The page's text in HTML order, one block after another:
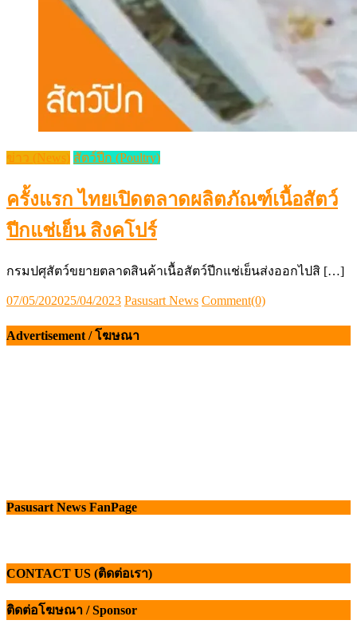
ข่าว (News) สัตว์ปีก (Poultry)
ครั้งแรก ไทยเปิดตลาดผลิตภัณฑ์เนื้อสัตว์
ปีกแช่เย็น สิงคโปร์
กรมปศุสัตว์ขยายตลาดสินค้าเนื้อสัตว์ปีกแช่เย็นส่งออกไปสิ […]
Posted
07/05/202025/04/2023 Author
Pasusart News Comment(0)
Advertisement / โฆษณา
Pasusart News FanPage
CONTACT US (ติดต่อเรา)
ติดต่อโฆษณา / Sponsor